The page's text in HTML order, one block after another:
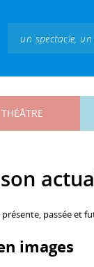
THÉÂTRE
passée et
images